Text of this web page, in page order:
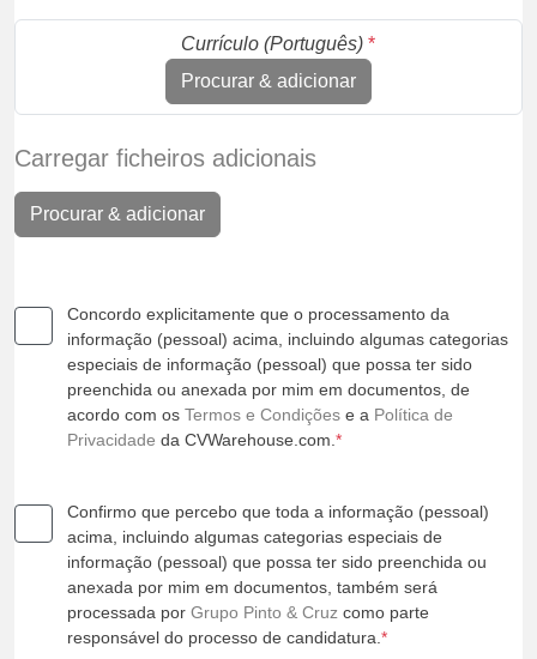
Currículo (Português) *
Procurar & adicionar
Carregar ficheiros adicionais
Procurar & adicionar
Concordo explicitamente que o processamento da
informação (pessoal) acima, incluindo algumas categorias
especiais de informação (pessoal) que possa ter sido
preenchida ou anexada por mim em documentos, de
acordo com os Termos e Condições e a Política de
Privacidade da CVWarehouse.com. *
Confirmo que percebo que toda a informação (pessoal)
acima, incluindo algumas categorias especiais de
informação (pessoal) que possa ter sido preenchida ou
anexada por mim em documentos, também será
processada por Grupo Pinto & Cruz como parte
responsável do processo de candidatura. *